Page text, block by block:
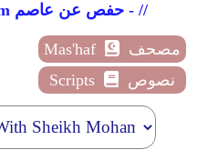
// - Hafs for Assem حفص عن عاصم - //
Mas'haf
مصحف
Scripts نصوص